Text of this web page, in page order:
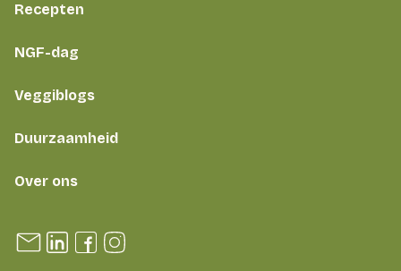
Recepten
NGF-dag
Veggiblogs
Duurzaamheid
Over ons